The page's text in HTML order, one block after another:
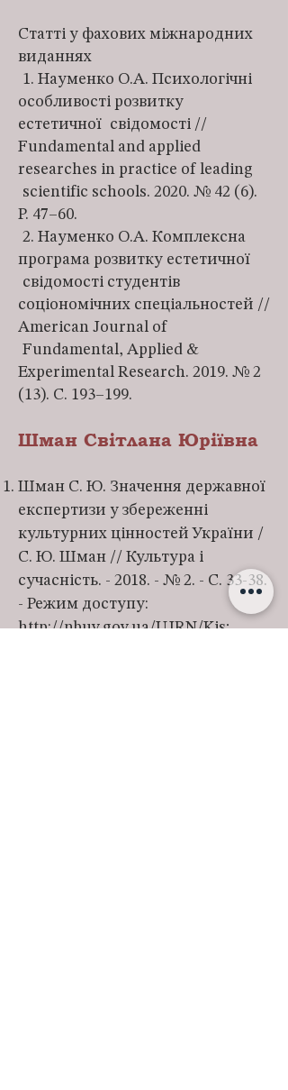
Статті у фахових міжнародних
виданнях
1. Науменко О.А. Психологічні
особливості розвитку
естетичної свідомості //
Fundamental and applied
researches in practice of leading
scientific schools. 2020. № 42 (6).
Р. 47–60.
2. Науменко О.А. Комплексна
програма розвитку естетичної
свідомості студентів
соціономічних спеціальностей //
American Journal of
Fundamental, Applied &
Experimental Research. 2019. № 2
(13). С. 193–199.
Шман Світлана Юріївна
Шман С. Ю. Значення державної
експертизи у збереженні
культурних цінностей України /
С. Ю. Шман // Культура і
сучасність. - 2018. - № 2. - С. 33-38.
- Режим доступу:
http://nbuv.gov.ua/UJRN/Kis;